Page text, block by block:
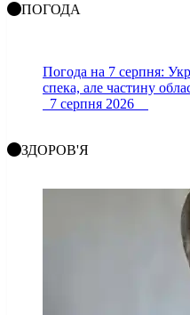
ПОГОДА
Погода на 7 серпня:
спека, але частину
7 серпня 2026
ЗДОРОВ'Я